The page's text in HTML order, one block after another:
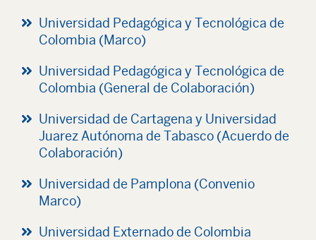
Universidad Pedagógica y Tecnológica de
Colombia (Marco)
Universidad Pedagógica y Tecnológica de
Colombia (General de Colaboración)
Universidad de Cartagena y Universidad
Juarez Autónoma de Tabasco (Acuerdo de
Colaboración)
Universidad de Pamplona (Convenio
Marco)
Universidad Externado de Colombia